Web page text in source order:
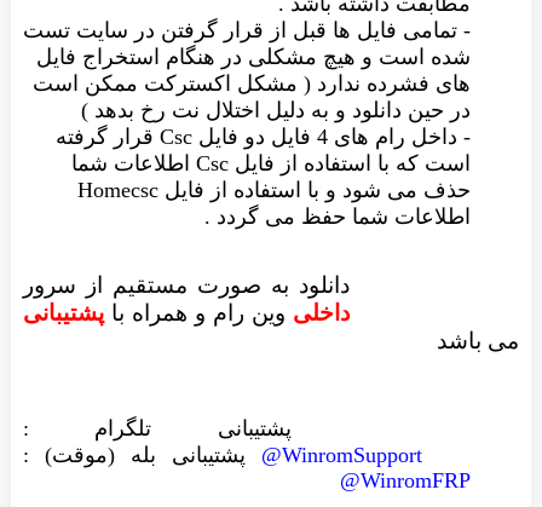
- تمامی فایل ها قبل از قرار گرفتن در سایت تست
شده است و هیچ مشکلی در هنگام استخراج فایل
های فشرده ندارد ( مشکل اکسترکت ممکن است
در حین دانلود و به دلیل اختلال نت رخ بدهد )
- داخل رام های 4 فایل دو فایل Csc قرار گرفته
است که با استفاده از فایل Csc اطلاعات شما
حذف می شود و با استفاده از فایل Homecsc
اطلاعات شما حفظ می گردد .
دانلود به صورت مستقیم از سرور
داخلی وین رام و همراه باپشتیبانی
می باشد
پشتیبانی تلگرام :
WinromSupport@
پشتیبانی بله (موقت) :
WinromFRP@